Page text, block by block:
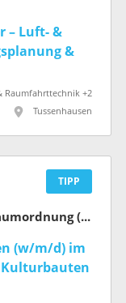
– Luft- &
&
Raumfahrttechnik +2
Tussenhausen
TIPP
Bundesamt für Bauwesen und Raumordnung (BBR)
(w/m/d) im